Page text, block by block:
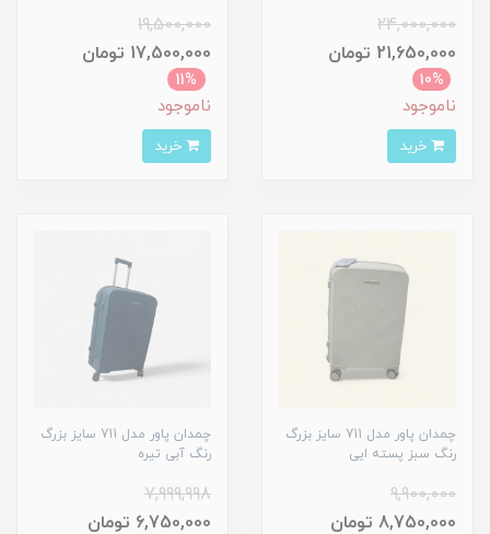
24,000,000
21,650,000 تومان
10%
ناموجود
19,500,000
17,500,000 تومان
11%
ناموجود
چمدان پاور مدل 711 سایز بزرگ
رنگ سبز پسته ایی
9,900,000
8,750,000 تومان
چمدان پاور مدل 711 سایز بزرگ
رنگ آبی تیره
7,999,998
6,750,000 تومان